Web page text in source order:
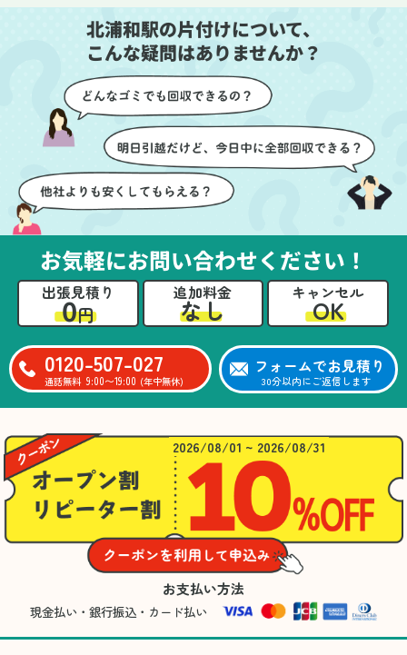
イテムの仕分けを迅速か
つ丁寧に対応していただ
けたのがありがたかった
です。家族それぞれが必
要なものを確認しながら
進めることができ、安心
感を持って作業をお任せ
できました。さらに、作
業終了後には部屋全体を
清掃していただき、まる
で新しい家のような清潔
感に感動しました。
壁や床を傷つけないよう
に細心の注意を払ってい
ただき、家全体がスムー
ズに片付いていくのがと
ても嬉しかったです。作
業が終わった後には、こ
ちらからお願いしなくて
も部屋を簡単に清掃して
いただけたのも好印象で
した。
いても教えていただき、
今後の片付けにも役立つ
知識が増えました。また
何かあれば、ぜひお願い
心のこもったサービスを
ありがとうございまし
た。
北浦和駅の片付けについて、
こんな疑問はありませんか？
お気軽にお問い合わせください！
出張見積り
0円
追加料金
なし
キャンセル
OK
0120-507-027
通話無料 9:00〜19:00 (年中無休)
フォームでお見積り
30分以内にご返信します
2026/08/01 ~ 2026/08/31
お支払い方法
現金払い・銀行振込・カード払い